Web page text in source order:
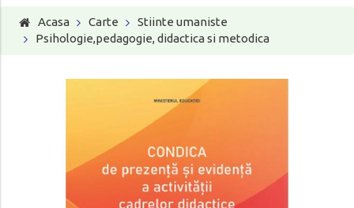
Acasa Carte
Stiinte umaniste
Psihologie,pedagogie, didactica si metodica